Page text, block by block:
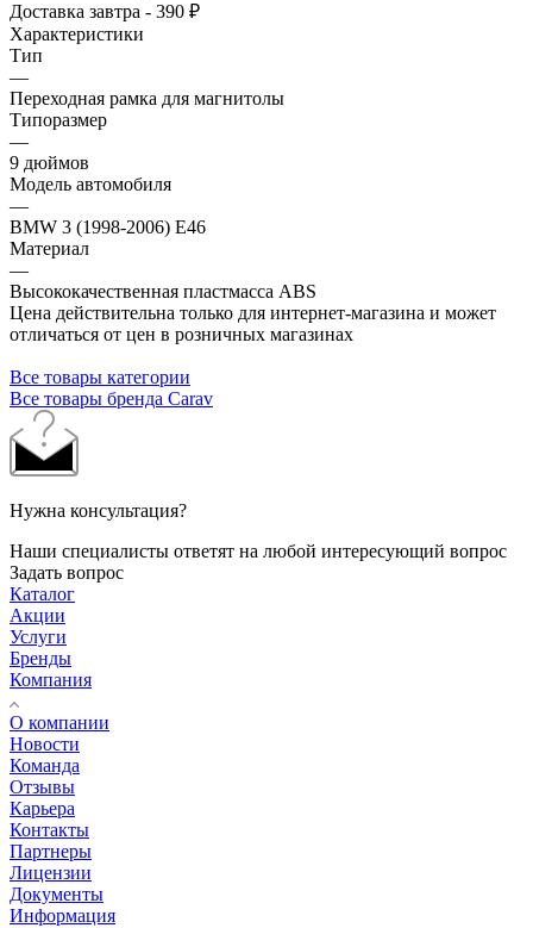
Доставка завтра - 390 ₽
Характеристики
Тип
—
Переходная рамка для магнитолы
Типоразмер
—
9 дюймов
Модель автомобиля
—
BMW 3 (1998-2006) E46
Материал
—
Высококачественная пластмасса ABS
Цена действительна только для интернет-магазина и может
отличаться от цен в розничных магазинах
Все товары категории
Все товары бренда Carav
Нужна консультация?
Наши специалисты ответят на любой интересующий вопрос
Задать вопрос
Каталог
Акции
Услуги
Бренды
Компания
О компании
Новости
Команда
Отзывы
Карьера
Контакты
Партнеры
Лицензии
Документы
Информация